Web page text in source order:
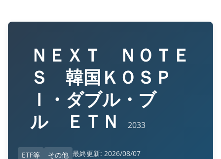
ＮＥＸＴ ＮＯＴＥ
Ｓ 韓国ＫＯＳＰ
Ｉ・ダブル・ブ
ル ＥＴＮ
2033
ETF等 その他 最終更新: 2026/08/07